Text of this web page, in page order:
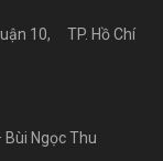
10, TP. Hồ Chí
Ngọc Thu